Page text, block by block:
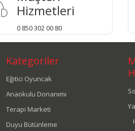
Hizmetleri
0 850 302 00 80
Kategoriler
Eğitici Oyuncak
Anaokulu Donanımı
Terapi Marketi
Duyu Bütünleme